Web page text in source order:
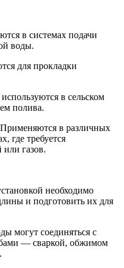
в системах подачи
воды.
для прокладки
в сельском
полива.
в различных
где требуется
или газов.
необходимо
и подготовить их для
могут соединяться с
— сваркой, обжимом